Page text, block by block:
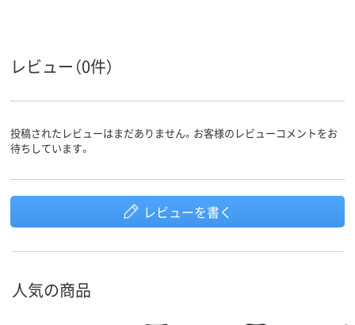
レビュー（0件）
投稿されたレビューはまだありません。お客様のレビューコメントをお
待ちしています。
レビューを書く
人気の商品